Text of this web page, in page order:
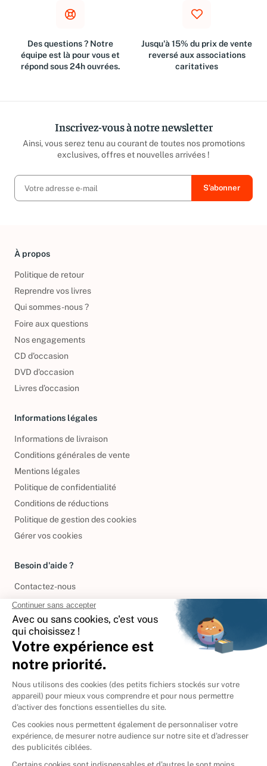
Des questions ? Notre
équipe est là pour vous et
répond sous 24h ouvrées.
Jusqu'à 15% du prix de vente
reversé aux associations
caritatives
Inscrivez-vous à notre newsletter
Ainsi, vous serez tenu au courant de toutes nos promotions
exclusives, offres et nouvelles arrivées !
À propos
Politique de retour
Reprendre vos livres
Qui sommes-nous ?
Foire aux questions
Nos engagements
CD d'occasion
DVD d'occasion
Livres d’occasion
Informations légales
Informations de livraison
Conditions générales de vente
Mentions légales
Politique de confidentialité
Conditions de réductions
Politique de gestion des cookies
Gérer vos cookies
Besoin d'aide ?
Contactez-nous
International
🇪🇸Espagne
🇮🇹Italie
Donner vos livres